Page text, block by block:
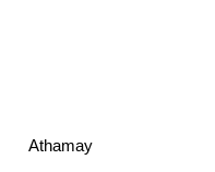
Athamay